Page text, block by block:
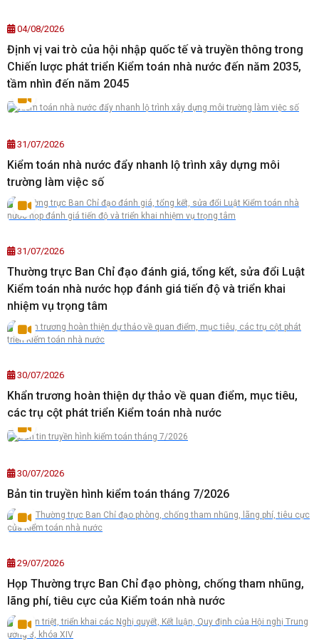
04/08/2026
Định vị vai trò của hội nhập quốc tế và truyền thông trong
Chiến lược phát triển Kiểm toán nhà nước đến năm 2035,
tầm nhìn đến năm 2045
31/07/2026
Kiểm toán nhà nước đẩy nhanh lộ trình xây dựng môi
trường làm việc số
31/07/2026
Thường trực Ban Chỉ đạo đánh giá, tổng kết, sửa đổi Luật
Kiểm toán nhà nước họp đánh giá tiến độ và triển khai
nhiệm vụ trọng tâm
30/07/2026
Khẩn trương hoàn thiện dự thảo về quan điểm, mục tiêu,
các trụ cột phát triển Kiểm toán nhà nước
30/07/2026
Bản tin truyền hình kiểm toán tháng 7/2026
29/07/2026
Họp Thường trực Ban Chỉ đạo phòng, chống tham nhũng,
lãng phí, tiêu cực của Kiểm toán nhà nước